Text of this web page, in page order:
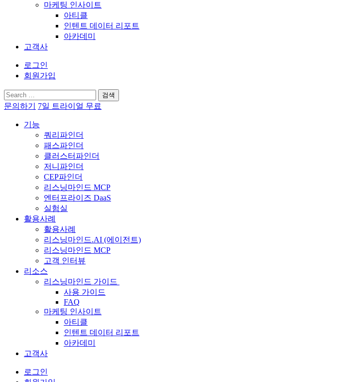
마케팅 인사이트
아티클
인텐트 데이터 리포트
아카데미
고객사
로그인
회원가입
검
색:
문의하기 7일 트라이얼 무료
기능
쿼리파인더
패스파인더
클러스터파인더
저니파인더
CEP파인더
리스닝마인드 MCP
엔터프라이즈 DaaS
실험실
활용사례
활용사례
리스닝마인드.AI (에이전트)
리스닝마인드 MCP
고객 인터뷰
리소스
리스닝마인드 가이드
사용 가이드
FAQ
마케팅 인사이트
아티클
인텐트 데이터 리포트
아카데미
고객사
로그인